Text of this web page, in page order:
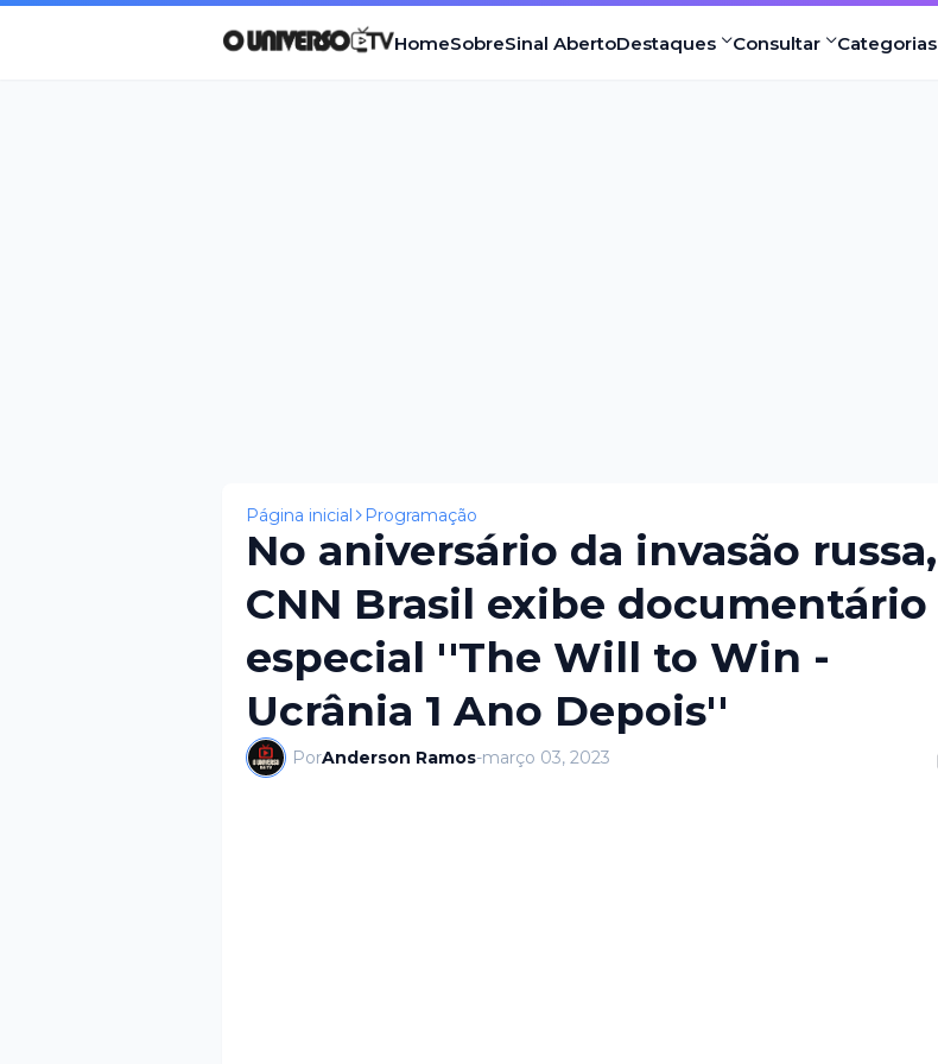
HomeSobreSinal AbertoDestaques Consultar Categorias
Página inicial Programação
No aniversário da invasão russa,
CNN Brasil exibe documentário
especial ''The Will to Win -
Ucrânia 1 Ano Depois''
PorAnderson Ramos-março 03, 2023